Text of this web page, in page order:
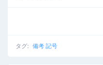
タグ: 備考 記号